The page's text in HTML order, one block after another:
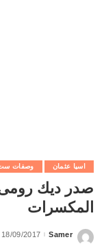
اسيا عثمان وصفات ست
صدر ديك
المكسرات
Posted
Samer
18/09/2017